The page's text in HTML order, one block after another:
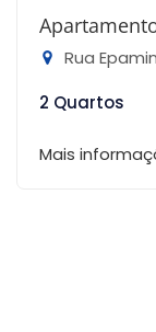
Rua
2 Quartos
Mais